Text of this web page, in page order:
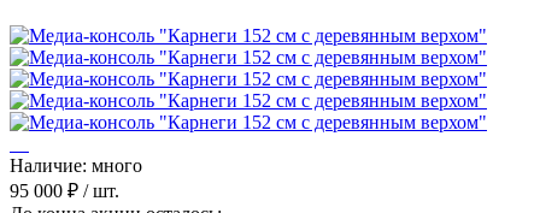
Наличие: много
95 000 ₽ / шт.